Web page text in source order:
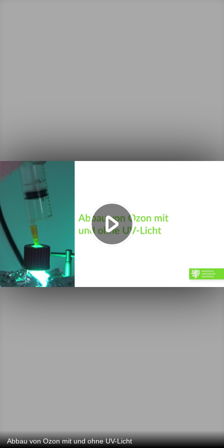
Video
abspielen
Abbau von Ozon mit und ohne UV-Licht